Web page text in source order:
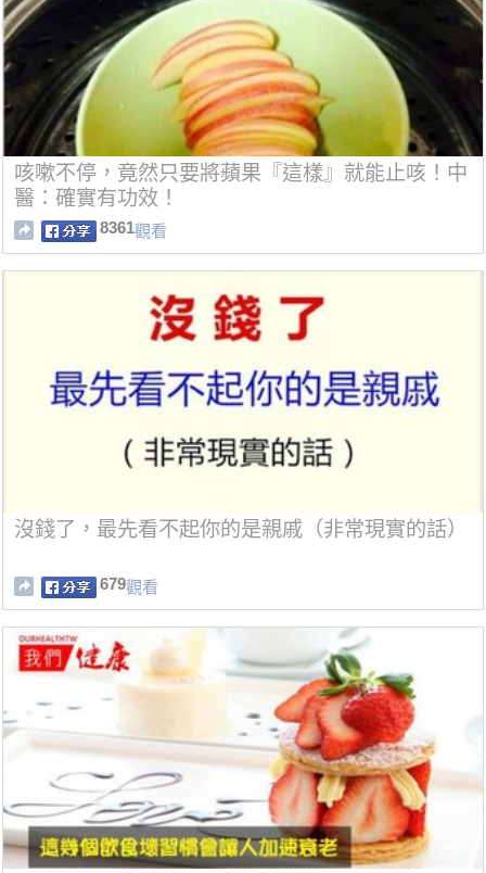
咳嗽不停，竟然只要將蘋果『這樣』就能止咳！中
醫：確實有功效！
8361觀看
沒錢了，最先看不起你的是親戚（非常現實的話）
679觀看